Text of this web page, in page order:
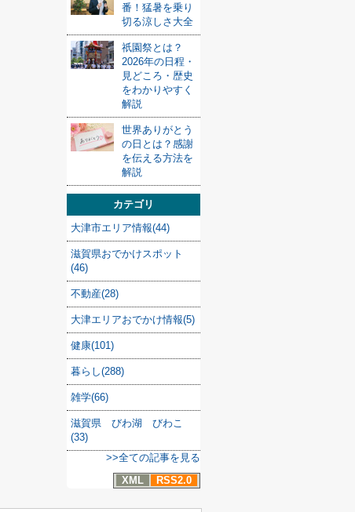
番！猛暑を乗り
切る涼しさ大全
祇園祭とは？
2026年の日程・
見どころ・歴史
をわかりやすく
解説
世界ありがとう
の日とは？感謝
を伝える方法を
解説
カテゴリ
大津市エリア情報(44)
滋賀県おでかけスポット
(46)
不動産(28)
大津エリアおでかけ情報(5)
健康(101)
暮らし(288)
雑学(66)
滋賀県 びわ湖 びわこ
(33)
>>全ての記事を見る
XML
RSS2.0